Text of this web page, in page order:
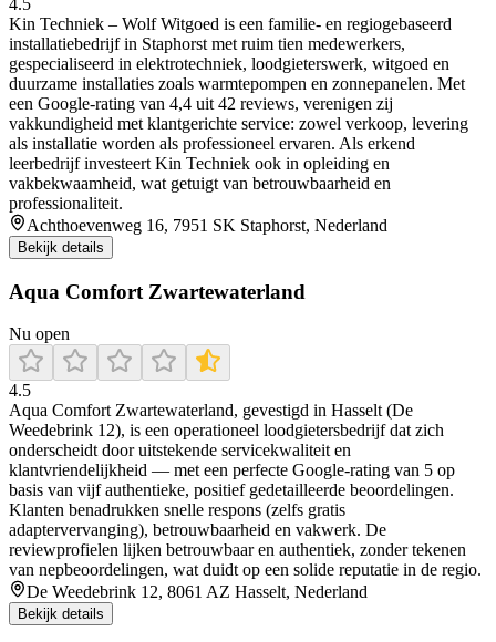
4.5
Kin Techniek – Wolf Witgoed is een familie- en regiogebaseerd
installatiebedrijf in Staphorst met ruim tien medewerkers,
gespecialiseerd in elektrotechniek, loodgieterswerk, witgoed en
duurzame installaties zoals warmtepompen en zonnepanelen. Met
een Google-rating van 4,4 uit 42 reviews, verenigen zij
vakkundigheid met klantgerichte service: zowel verkoop, levering
als installatie worden als professioneel ervaren. Als erkend
leerbedrijf investeert Kin Techniek ook in opleiding en
vakbekwaamheid, wat getuigt van betrouwbaarheid en
professionaliteit.
Achthoevenweg 16, 7951 SK Staphorst, Nederland
Bekijk details
Aqua Comfort Zwartewaterland
Nu open
4.5
Aqua Comfort Zwartewaterland, gevestigd in Hasselt (De
Weedebrink 12), is een operationeel loodgietersbedrijf dat zich
onderscheidt door uitstekende servicekwaliteit en
klantvriendelijkheid — met een perfecte Google-rating van 5 op
basis van vijf authentieke, positief gedetailleerde beoordelingen.
Klanten benadrukken snelle respons (zelfs gratis
adaptervervanging), betrouwbaarheid en vakwerk. De
reviewprofielen lijken betrouwbaar en authentiek, zonder tekenen
van nepbeoordelingen, wat duidt op een solide reputatie in de regio.
De Weedebrink 12, 8061 AZ Hasselt, Nederland
Bekijk details